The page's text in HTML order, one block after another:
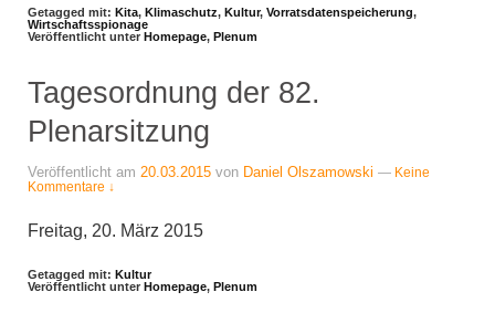
Getagged mit: Kita, Klimaschutz, Kultur, Vorratsdatenspeicherung,
Wirtschaftsspionage
Veröffentlicht unter Homepage, Plenum
Tagesordnung der 82.
Plenarsitzung
Veröffentlicht am 20.03.2015 von Daniel Olszamowski — Keine
Kommentare ↓
Freitag, 20. März 2015
Getagged mit: Kultur
Veröffentlicht unter Homepage, Plenum